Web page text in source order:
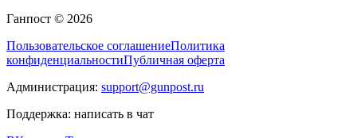
Ганпост © 2026
Пользовательское соглашениеПолитика
конфиденциальностиПубличная оферта
Администрация: support@gunpost.ru
Поддержка: написать в чат